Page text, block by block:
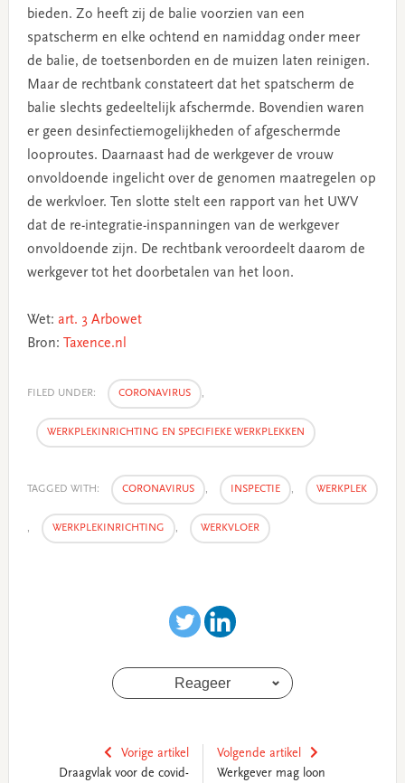
bieden. Zo heeft zij de balie voorzien van een
spatscherm en elke ochtend en namiddag onder meer
de balie, de toetsenborden en de muizen laten reinigen.
Maar de rechtbank constateert dat het spatscherm de
balie slechts gedeeltelijk afschermde. Bovendien waren
er geen desinfectiemogelijkheden of afgeschermde
looproutes. Daarnaast had de werkgever de vrouw
onvoldoende ingelicht over de genomen maatregelen op
de werkvloer. Ten slotte stelt een rapport van het UWV
dat de re-integratie-inspanningen van de werkgever
onvoldoende zijn. De rechtbank veroordeelt daarom de
werkgever tot het doorbetalen van het loon.
Wet: art. 3 Arbowet
Bron: Taxence.nl
FILED UNDER: CORONAVIRUS ,
WERKPLEKINRICHTING EN SPECIFIEKE WERKPLEKKEN
TAGGED WITH: CORONAVIRUS , INSPECTIE , WERKPLEK
, WERKPLEKINRICHTING , WERKVLOER
Reageer
Vorige artikel
Draagvlak voor de covid-
Volgende artikel
Werkgever mag loon